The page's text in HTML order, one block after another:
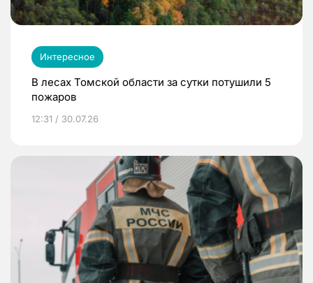
Интересное
В лесах Томской области за сутки потушили 5
пожаров
12:31 / 30.07.26